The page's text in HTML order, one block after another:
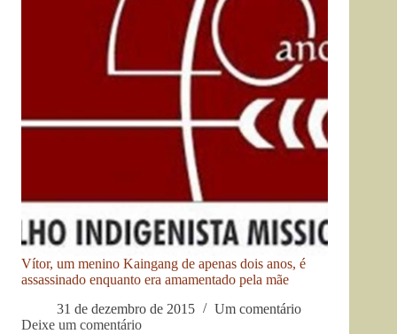
Vítor, um menino Kaingang de apenas dois anos, é
assassinado enquanto era amamentado pela mãe
31 de dezembro de 2015
Um comentário
Deixe um comentário